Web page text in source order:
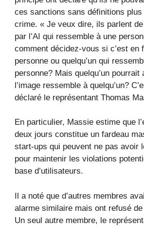
ces sanctions sans définitions
crime. « Je veux dire, ils parlent
par l’AI qui ressemble à une
comment décidez-vous si c’est en
personne ou quelqu’un qui
personne? Mais quelqu’un
l’image ressemble à quelqu’un?
déclaré le représentant Thomas
En particulier, Massie estime que
deux jours constitue un fardeau
start-ups qui peuvent ne pas avoir
pour maintenir les violations
base d’utilisateurs.
Il a noté que d’autres membres
alarme similaire mais ont refusé
Un seul autre membre, le